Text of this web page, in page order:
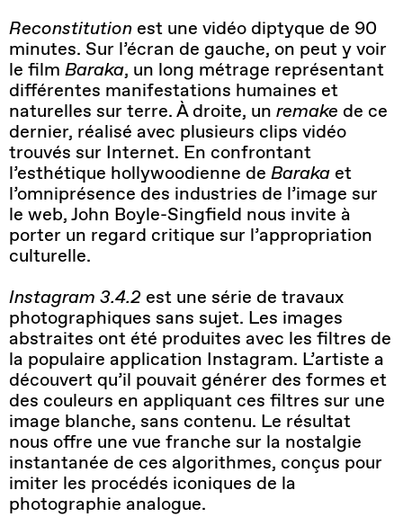
Reconstitution est une vidéo diptyque de 90
minutes. Sur l’écran de gauche, on peut y voir
le film Baraka, un long métrage représentant
différentes manifestations humaines et
naturelles sur terre. À droite, un remake de ce
dernier, réalisé avec plusieurs clips vidéo
trouvés sur Internet. En confrontant
l’esthétique hollywoodienne de Baraka et
l’omniprésence des industries de l’image sur
le web, John Boyle-Singfield nous invite à
porter un regard critique sur l’appropriation
culturelle.
Instagram 3.4.2 est une série de travaux
photographiques sans sujet. Les images
abstraites ont été produites avec les filtres de
la populaire application Instagram. L’artiste a
découvert qu’il pouvait générer des formes et
des couleurs en appliquant ces filtres sur une
image blanche, sans contenu. Le résultat
nous offre une vue franche sur la nostalgie
instantanée de ces algorithmes, conçus pour
imiter les procédés iconiques de la
photographie analogue.